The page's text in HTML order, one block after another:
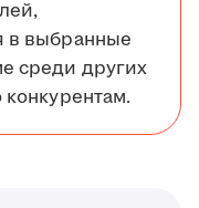
в выбранные
среди других
конкурентам.